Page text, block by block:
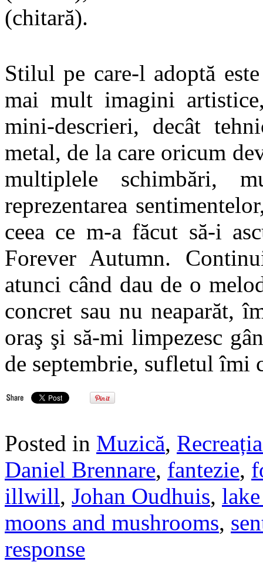
(chitară).
Stilul pe care-l adoptă
mai mult imagini
mini-descrieri, decât
metal, de la care oricum
multiplele schimbări,
reprezentarea
ceea ce m-a făcut să-i
Forever Autumn.
atunci când dau de o
concret sau nu neaparăt,
oraş şi să-mi limpezesc
de septembrie, sufletul îmi
Posted in Muzică,
Daniel Brennare, fantezie,
illwill, Johan Oudhuis,
moons and mushrooms,
response